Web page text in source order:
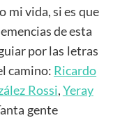
mi vida, si es que
de esta
por las letras
camino: Ricardo
Rossi,Yeray
gente